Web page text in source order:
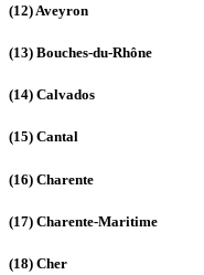
(12) Aveyron
(13) Bouches-du-Rhône
(14) Calvados
(15) Cantal
(16) Charente
(17) Charente-Maritime
(18) Cher